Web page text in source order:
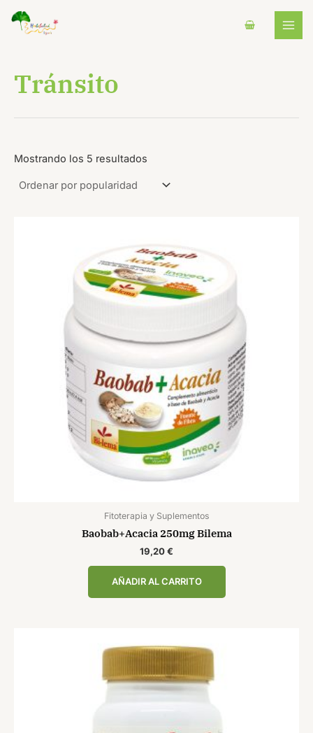
contenido
B
a
Tránsito
Mostrando los 5 resultados
Fitoterapia y Suplementos
Baobab+Acacia 250mg Bilema
19,20€
AÑADIR AL CARRITO